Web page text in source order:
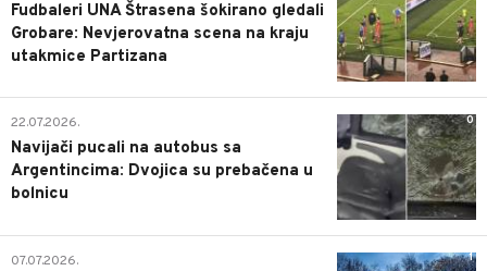
Fudbaleri UNA Štrasena šokirano gledali
Grobare: Nevjerovatna scena na kraju
utakmice Partizana
0
22.07.2026.
Navijači pucali na autobus sa
Argentincima: Dvojica su prebačena u
bolnicu
1
07.07.2026.